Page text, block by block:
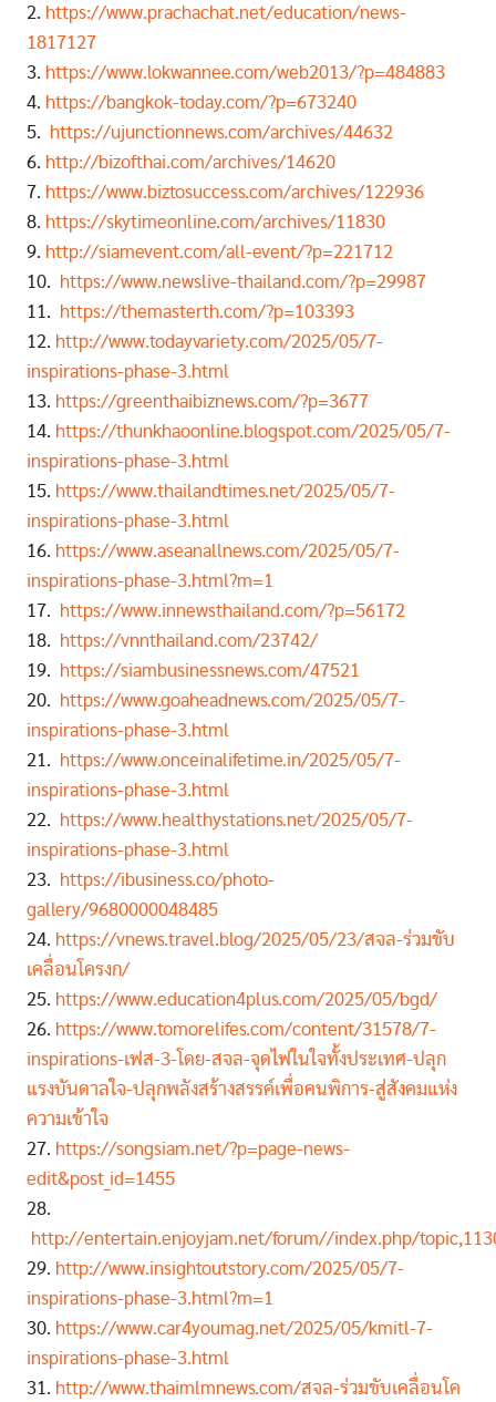
2. https://www.prachachat.net/education/news-
1817127
3. https://www.lokwannee.com/web2013/?p=484883
4. https://bangkok-today.com/?p=673240
5.
https://ujunctionnews.com/archives/44632
6. http://bizofthai.com/archives/14620
7. https://www.biztosuccess.com/archives/122936
8. https://skytimeonline.com/archives/11830
9. http://siamevent.com/all-event/?p=221712
10.
https://www.newslive-thailand.com/?p=29987
11.
https://themasterth.com/?p=103393
12. http://www.todayvariety.com/2025/05/7-
inspirations-phase-3.html
13. https://greenthaibiznews.com/?p=3677
14. https://thunkhaoonline.blogspot.com/2025/05/7-
inspirations-phase-3.html
15. https://www.thailandtimes.net/2025/05/7-
inspirations-phase-3.html
16. https://www.aseanallnews.com/2025/05/7-
inspirations-phase-3.html?m=1
17.
https://www.innewsthailand.com/?p=56172
18.
https://vnnthailand.com/23742/
19.
https://siambusinessnews.com/47521
20.
https://www.goaheadnews.com/2025/05/7-
inspirations-phase-3.html
21.
https://www.onceinalifetime.in/2025/05/7-
inspirations-phase-3.html
22.
https://www.healthystations.net/2025/05/7-
inspirations-phase-3.html
23.
https://ibusiness.co/photo-
gallery/9680000048485
24. https://vnews.travel.blog/2025/05/23/สจล-ร่วมขับ
เคลื่อนโครงก/
25. https://www.education4plus.com/2025/05/bgd/
26. https://www.tomorelifes.com/content/31578/7-
inspirations-เฟส-3-โดย-สจล-จุดไฟในใจทั้งประเทศ-ปลุก
แรงบันดาลใจ-ปลุกพลังสร้างสรรค์เพื่อคนพิการ-สู่สังคมแห่ง
ความเข้าใจ
27. https://songsiam.net/?p=page-news-
edit&post_id=1455
28.
http://entertain.enjoyjam.net/forum//index.php/
29. http://www.insightoutstory.com/2025/05/7-
inspirations-phase-3.html?m=1
30. https://www.car4youmag.net/2025/05/kmitl-7-
inspirations-phase-3.html
31. http://www.thaimlmnews.com/สจล-ร่วมขับเคลื่อนโค